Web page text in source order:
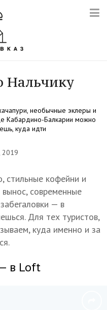
Нальчику
необычные эклеры и
Кабардино-Балкарии можно
куда идти
2019
стильные кофейни и
вынос, современные
— в
Для тех туристов,
куда именно и за
в Loft